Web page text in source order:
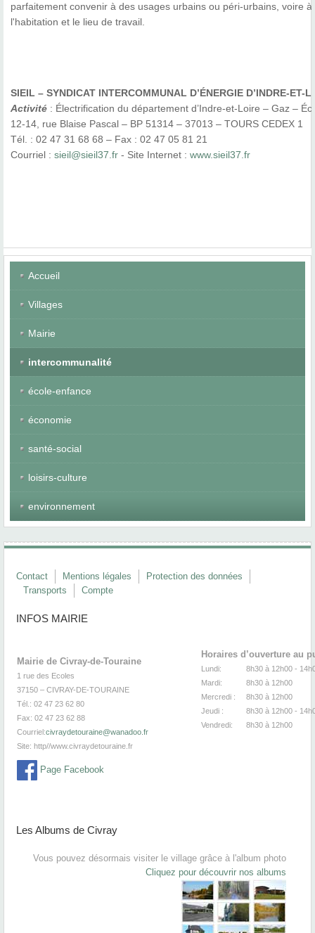
parfaitement convenir à des usages urbains ou péri-urbains, voire
l'habitation et le lieu de travail.
SIEIL – SYNDICAT INTERCOMMUNAL D’ÉNERGIE D’INDRE-ET-
Activité : Électrification du département d’Indre-et-Loire – Gaz –
12-14, rue Blaise Pascal – BP 51314 – 37013 – TOURS CEDEX 1
Tél. : 02 47 31 68 68 – Fax : 02 47 05 81 21
Courriel : sieil@sieil37.fr - Site Internet : www.sieil37.fr
Accueil
Villages
Mairie
intercommunalité
école-enfance
économie
santé-social
loisirs-culture
environnement
Contact Mentions légales
Protection des données
Transports
Compte
INFOS MAIRIE
Mairie de Civray-de-Touraine
1 rue des Ecoles
37150 – CIVRAY-DE-TOURAINE
Tél.: 02 47 23 62 80
Fax: 02 47 23 62 88
Courriel:civraydetouraine@wanadoo.fr
Site: http//www.civraydetouraine.fr
Page Facebook
Horaires d’ouverture au
Lundi:
8h30 à 12h00 -
Mardi:
8h30 à
Mercredi :
8h30 à
Jeudi :
8h30 à 12h00 -
Vendredi:
8h30 à
Les Albums de Civray
Vous pouvez désormais visiter le village grâce à l'album photo
Cliquez pour découvrir nos albums